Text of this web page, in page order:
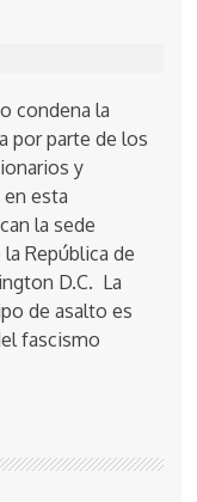
condena la
por parte de los
y
esta
la sede
República de
D.C. La
de asalto es
fascismo